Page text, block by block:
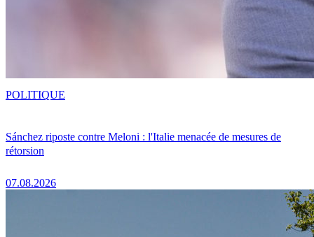
Sánchez riposte contre Meloni : l'Italie menacée de mesures de
rétorsion
07.08.2026
POLITIQUE